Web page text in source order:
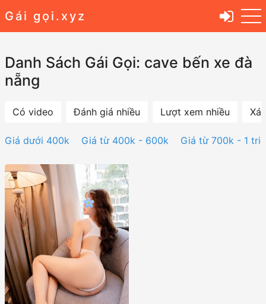
Gái gọi.xyz
Danh Sách Gái Gọi: cave bến xe đà
nẵng
Có video Đánh giá nhiều Lượt xem nhiều
Giá dưới 400k Giá từ 400k - 600k Giá từ 700k - 1